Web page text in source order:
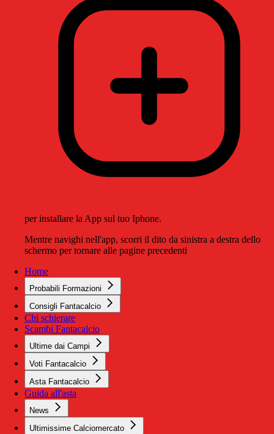
per installare la App sul tuo Iphone.
Mentre navighi nell'app, scorri il dito da sinistra a destra dello
schermo per tornare alle pagine precedenti
Home
Probabili Formazioni
Consigli Fantacalcio
Chi schierare
Scambi Fantacalcio
Ultime dai Campi
Voti Fantacalcio
Asta Fantacalcio
Guida all'asta
News
Ultimissime Calciomercato